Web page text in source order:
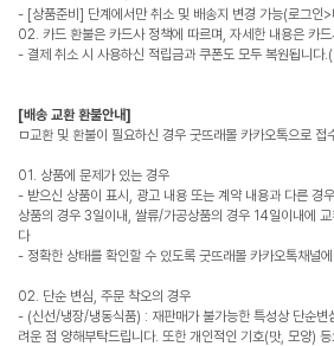
- [상품준비] 단계에서만 취소 및 배송지 변경 가능(로그인>
02. 카드 환불은 카드사 정책에 따르며, 자세한 내용은 카
- 결제 취소 시 사용하신 적립금과 쿠폰도 모두 복원됩니다
[배송 교환 환불안내]
ㅁ교환 및 환불이 필요하신 경우 굿뜨래몰 카카오톡으로 접
01. 상품에 문제가 있는 경우
- 받으신 상품이 표시, 광고 내용 또는 계약 내용과 다른 경
상품의 경우 3일이내, 쌀류/가공상품의 경우 14일이내에
다
- 정확한 상태를 확인할 수 있도록 굿뜨래몰 카카오톡채널
02. 단순 변심, 주문 착오의 경우
- (신선/냉장/냉동식품) : 재판매가 불가능한 특성상 단순변
려운 점 양해부탁드립니다. 또한 개인적인 기호(맛, 모양)